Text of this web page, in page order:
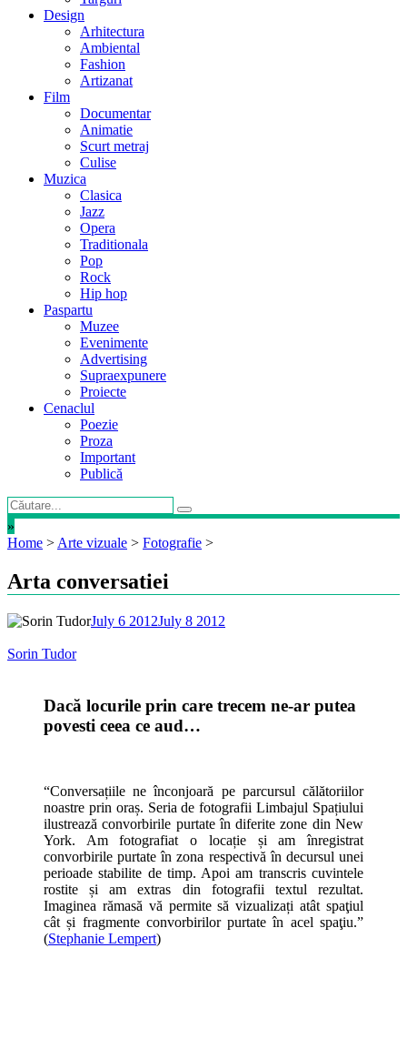
Design
Arhitectura
Ambiental
Fashion
Artizanat
Film
Documentar
Animatie
Scurt metraj
Culise
Muzica
Clasica
Jazz
Opera
Traditionala
Pop
Rock
Hip hop
Paspartu
Muzee
Evenimente
Advertising
Supraexpunere
Proiecte
Cenaclul
Poezie
Proza
Important
Publică
»
Home > Arte vizuale > Fotografie >
Arta conversatiei
July 6 2012July 8 2012
Sorin Tudor
Dacă locurile prin care trecem ne-ar putea
povesti ceea ce aud…
“Conversațiile ne înconjoară pe parcursul călătoriilor
noastre prin oraș. Seria de fotografii Limbajul Spațiului
ilustrează convorbirile purtate în diferite zone din New
York. Am fotografiat o locație și am înregistrat
convorbirile purtate în zona respectivă în decursul unei
perioade stabilite de timp. Apoi am transcris cuvintele
rostite și am extras din fotografii textul rezultat.
Imaginea rămasă vă permite să vizualizați atât spaţiul
cât și fragmente convorbirilor purtate în acel spaţiu.”
(Stephanie Lempert)